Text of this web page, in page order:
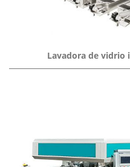
Lavadora de vidrio